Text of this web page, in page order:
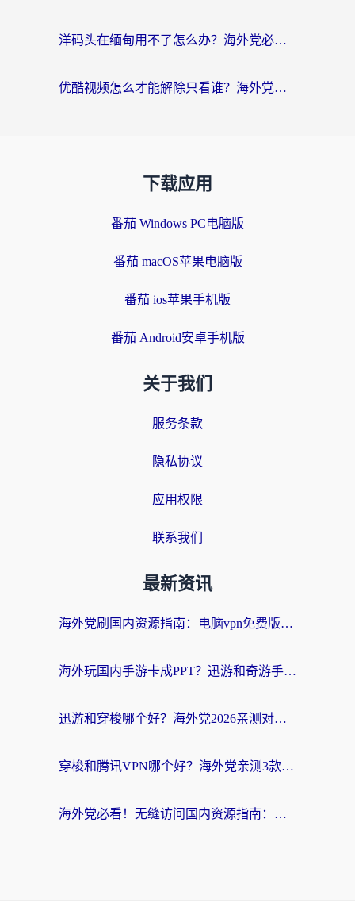
洋码头在缅甸用不了怎么办？海外党必备回国加速指南，解决追剧购物生活服务难题
优酷视频怎么才能解除只看谁？海外党亲测有效的追剧自由指南
下载应用
番茄 Windows PC电脑版
番茄 macOS苹果电脑版
番茄 ios苹果手机版
番茄 Android安卓手机版
关于我们
服务条款
隐私协议
应用权限
联系我们
最新资讯
海外党刷国内资源指南：电脑vpn免费版真的能用吗？选对加速器才是关键
海外玩国内手游卡成PPT？迅游和奇游手游哪个好？附真实VPN评测及番茄加速器体验
迅游和穿梭哪个好？海外党2026亲测对比+免费vs付费选择指南，附番茄加速器实测体验
穿梭和腾讯VPN哪个好？海外党亲测3款热门回国加速器，附避坑指南
海外党必看！无缝访问国内资源指南：从vpn官网下载到加速器选择（附番茄实测）